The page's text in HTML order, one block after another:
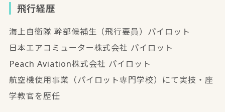
飛行経歴
海上自衛隊 幹部候補生（飛行要員）パイロット
日本エアコミューター株式会社 パイロット
Peach Aviation株式会社 パイロット
航空機使用事業（パイロット専門学校）にて実技・座
学教官を歴任